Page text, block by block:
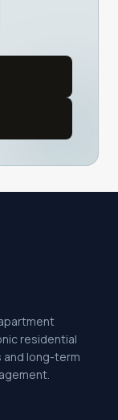
residential
and long-term